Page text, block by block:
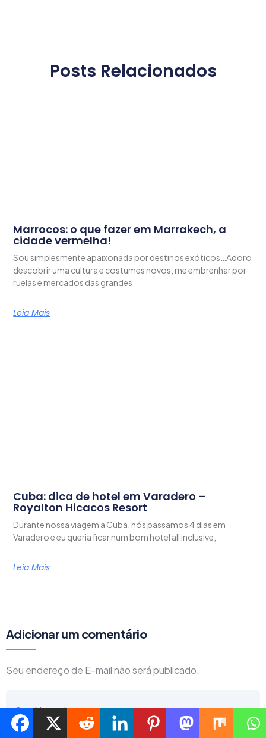
Posts Relacionados
Marrocos: o que fazer em Marrakech, a
cidade vermelha!
Sou simplesmente apaixonada por destinos exóticos…Adoro
descobrir uma cultura e costumes novos, me embrenhar por
ruelas e mercados das grandes
Leia Mais
Cuba: dica de hotel em Varadero –
Royalton Hicacos Resort
Durante nossa viagem a Cuba, nós passamos 4 dias em
Varadero e eu queria ficar num bom hotel all inclusive,
Leia Mais
Adicionar um comentário
Seu endereço de E-mail não será publicado.